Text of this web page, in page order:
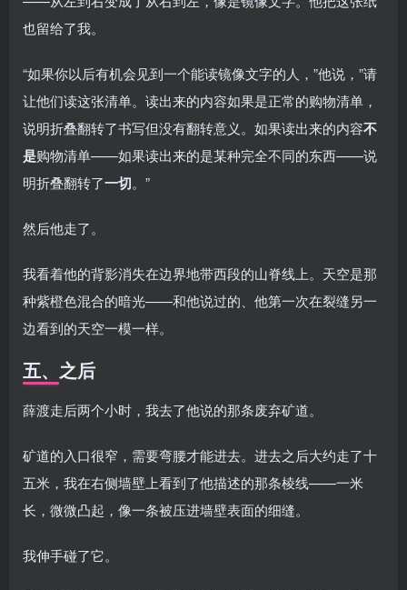
也留给了我。
“如果你以后有机会见到一个能读镜像文字的人，”他说，”请
让他们读这张清单。读出来的内容如果是正常的购物清单，
说明折叠翻转了书写但没有翻转意义。如果读出来的内容不
是购物清单——如果读出来的是某种完全不同的东西——说
明折叠翻转了一切。”
然后他走了。
我看着他的背影消失在边界地带西段的山脊线上。天空是那
种紫橙色混合的暗光——和他说过的、他第一次在裂缝另一
边看到的天空一模一样。
五、之后
薛渡走后两个小时，我去了他说的那条废弃矿道。
矿道的入口很窄，需要弯腰才能进去。进去之后大约走了十
五米，我在右侧墙壁上看到了他描述的那条棱线——一米
长，微微凸起，像一条被压进墙壁表面的细缝。
我伸手碰了它。